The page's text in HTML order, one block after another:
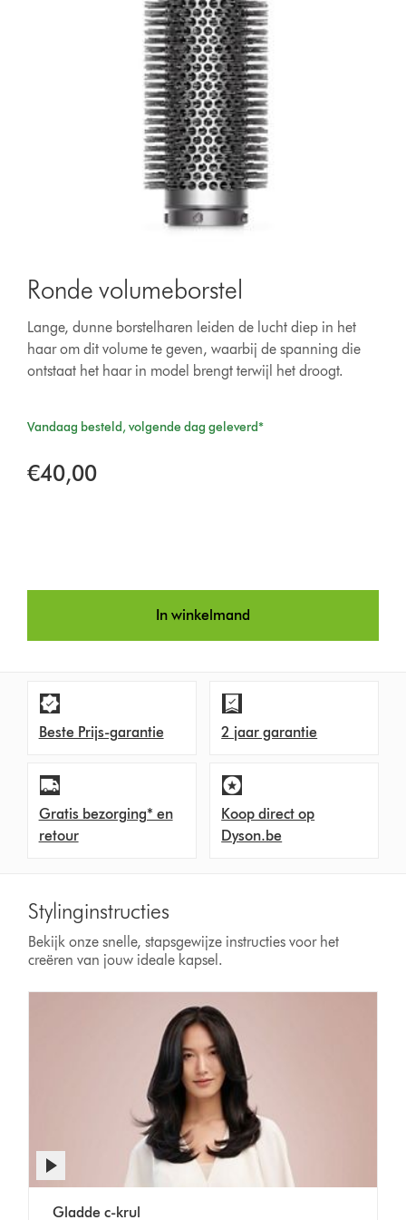
Ronde volumeborstel
Lange, dunne borstelharen leiden de lucht diep in het
haar om dit volume te geven, waarbij de spanning die
ontstaat het haar in model brengt terwijl het droogt.
Vandaag besteld, volgende dag geleverd*
€40,00
In winkelmand
Beste Prijs-garantie 2 jaar garantie
Gratis bezorging* en
retour
Koop direct op
Dyson.be
Stylinginstructies
Bekijk onze snelle, stapsgewijze instructies voor het
creëren van jouw ideale kapsel.
Transcript
Videotranscript
openen
Gladde c-krul